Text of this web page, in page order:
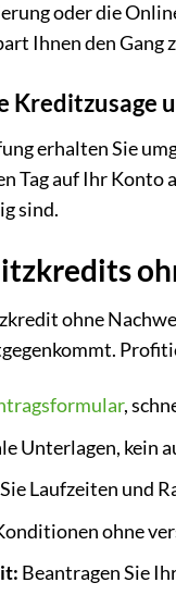
oder die
Ihnen den Gang
Kreditzusage
erhalten Sie
Tag auf Ihr
sind.
ohne
,
Unterlagen, kein
Laufzeiten und
ohne
Beantragen Sie